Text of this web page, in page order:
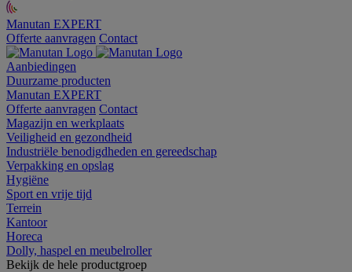
Manutan EXPERT
Offerte aanvragen Contact
Aanbiedingen
Duurzame producten
Manutan EXPERT
Offerte aanvragen Contact
Magazijn en werkplaats
Veiligheid en gezondheid
Industriële benodigdheden en gereedschap
Verpakking en opslag
Hygiëne
Sport en vrije tijd
Terrein
Kantoor
Horeca
Dolly, haspel en meubelroller
Bekijk de hele productgroep